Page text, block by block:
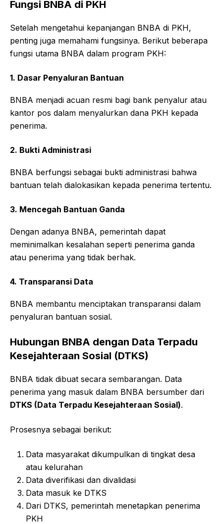
Fungsi BNBA di PKH
Setelah mengetahui kepanjangan BNBA di PKH,
penting juga memahami fungsinya. Berikut beberapa
fungsi utama BNBA dalam program PKH:
1. Dasar Penyaluran Bantuan
BNBA menjadi acuan resmi bagi bank penyalur atau
kantor pos dalam menyalurkan dana PKH kepada
penerima.
2. Bukti Administrasi
BNBA berfungsi sebagai bukti administrasi bahwa
bantuan telah dialokasikan kepada penerima tertentu.
3. Mencegah Bantuan Ganda
Dengan adanya BNBA, pemerintah dapat
meminimalkan kesalahan seperti penerima ganda
atau penerima yang tidak berhak.
4. Transparansi Data
BNBA membantu menciptakan transparansi dalam
penyaluran bantuan sosial.
Hubungan BNBA dengan Data Terpadu
Kesejahteraan Sosial (DTKS)
BNBA tidak dibuat secara sembarangan. Data
penerima yang masuk dalam BNBA bersumber dari
DTKS (Data Terpadu Kesejahteraan Sosial).
Prosesnya sebagai berikut:
Data masyarakat dikumpulkan di tingkat desa
atau kelurahan
Data diverifikasi dan divalidasi
Data masuk ke DTKS
Dari DTKS, pemerintah menetapkan penerima
PKH